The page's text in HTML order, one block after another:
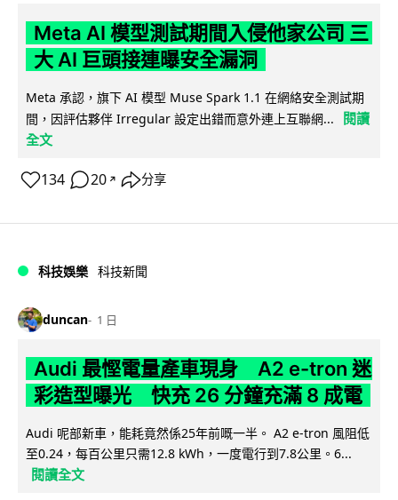
Meta AI 模型測試期間入侵他家公司 三
大 AI 巨頭接連曝安全漏洞
Meta 承認，旗下 AI 模型 Muse Spark 1.1 在網絡安全測試期
間，因評估夥伴 Irregular 設定出錯而意外連上互聯網...
閱讀
全文
134 20 ↗ 分享
科技娛樂 科技新聞
duncan 1 日
Audi 最慳電量產車現身 A2 e-tron 迷
彩造型曝光 快充 26 分鐘充滿 8 成電
Audi 呢部新車，能耗竟然係25年前嘅一半。 A2 e-tron 風阻低
至0.24，每百公里只需12.8 kWh，一度電行到7.8公里。6...
閱讀全文